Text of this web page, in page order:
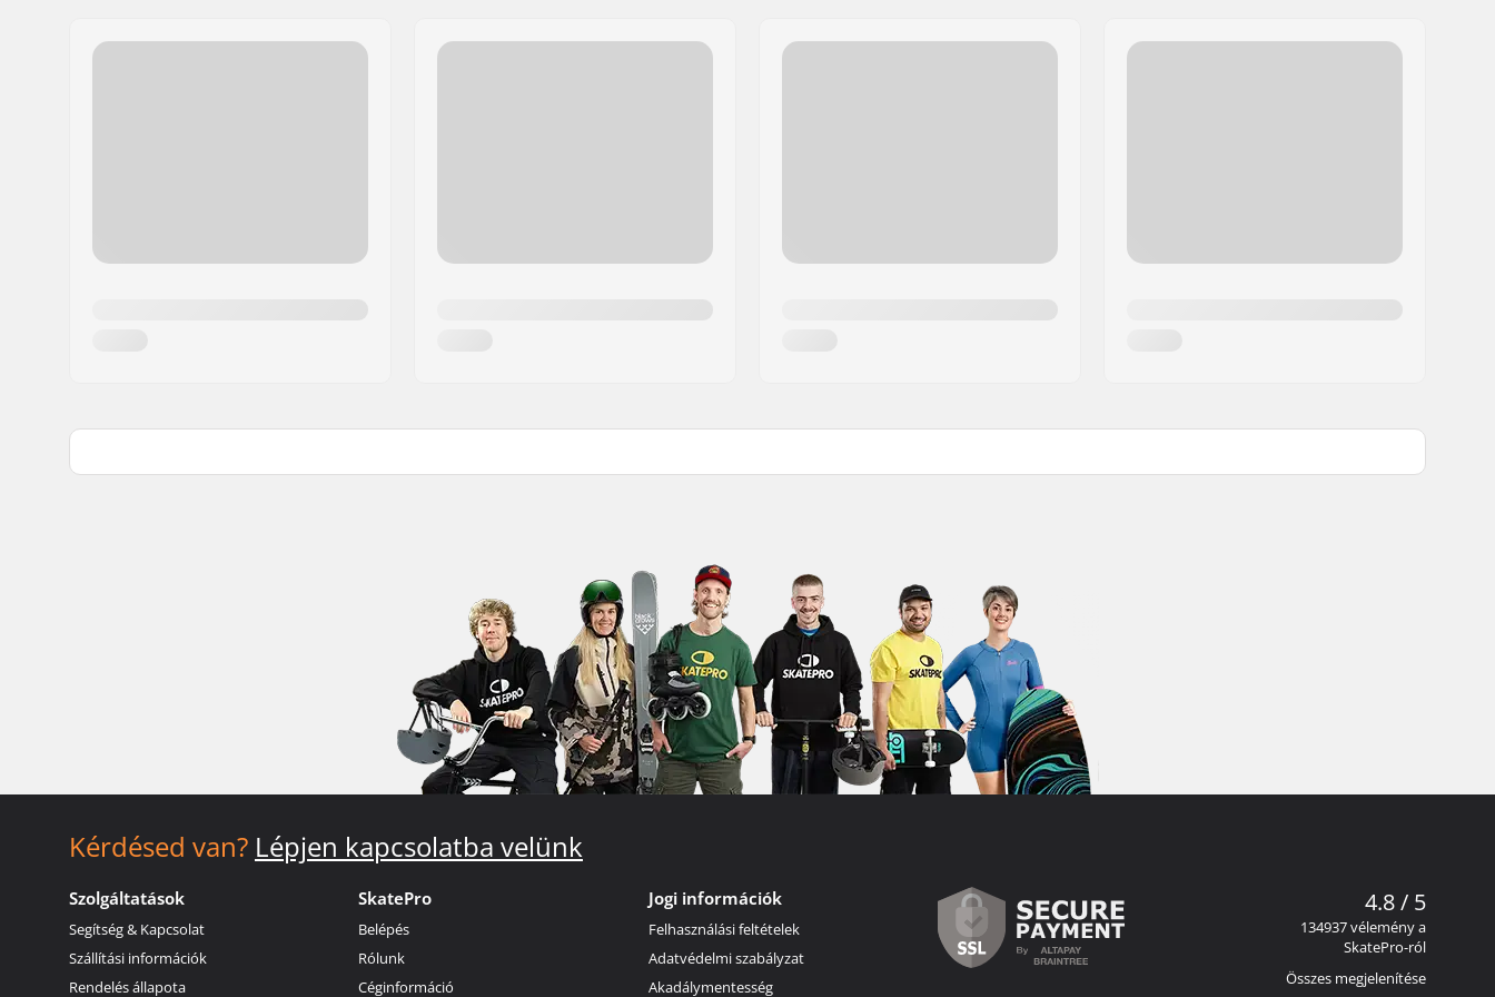
Kérdésed van? Lépjen kapcsolatba velünk
Szolgáltatások
Segítség & Kapcsolat
Szállítási információk
Rendelés állapota
SkatePro
Belépés
Rólunk
Céginformáció
Jogi információk
Felhasználási feltételek
Adatvédelmi szabályzat
Akadálymentesség
4.8 / 5
134937 vélemény a
SkatePro-ról
Összes megjelenítése